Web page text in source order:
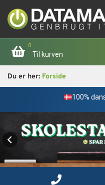
0
Til kurven
Computer
Skærme
Du er her: Forside
100%
Fleksible